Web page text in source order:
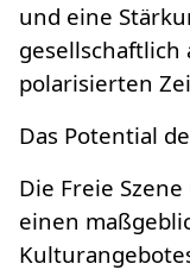
und eine
polarisierten
Das Potential
Die Freie
einen